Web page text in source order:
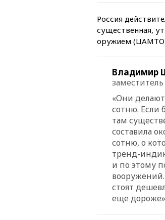
Россия
существенная,
оружием
Владимир
«Они
сотню. Если
там
составила
сотню, о
тренд-
и по этому
стоят
еще